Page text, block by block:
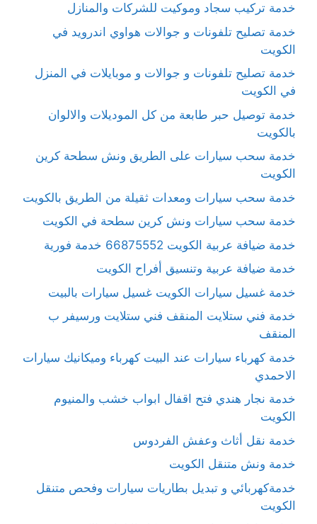
خدمة تركيب سجاد وموكيت للشركات والمنازل
خدمة تصليح تلفونات و جوالات هواوي اندرويد في
الكويت
خدمة تصليح تلفونات و جوالات و موبايلات في المنزل
في الكويت
خدمة توصيل حبر طابعة من كل الموديلات والالوان
بالكويت
خدمة سحب سيارات على الطريق ونش سطحة كرين
الكويت
خدمة سحب سيارات ومعدات ثقيلة من الطريق بالكويت
خدمة سحب سيارات ونش كرين سطحة في الكويت
خدمة ضيافة عربية الكويت 66875552 خدمة فورية
خدمة ضيافة عربية وتنسيق أفراح الكويت
خدمة غسيل سيارات الكويت غسيل سيارات بالبيت
خدمة فني ستلايت المنقف فني ستلايت ورسيفر ب
المنقف
خدمة كهرباء سيارات عند البيت كهرباء وميكانيك سيارات
الاحمدي
خدمة نجار هندي فتح اقفال ابواب خشب والمنيوم
الكويت
خدمة نقل أثاث وعفش الفردوس
خدمة ونش متنقل الكويت
خدمةكهربائي و تبديل بطاريات سيارات وفحص متنقل
الكويت